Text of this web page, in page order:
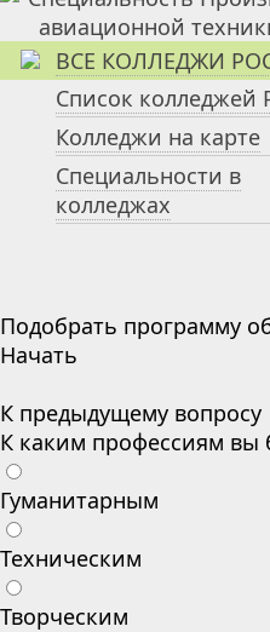
ВСЕ КОЛЛЕДЖИ
Список колледжей
Колледжи на карте
Специальности в
колледжах
Подобрать программу
Начать
К предыдущему вопросу
К каким профессиям вы
Гуманитарным
Техническим
Творческим